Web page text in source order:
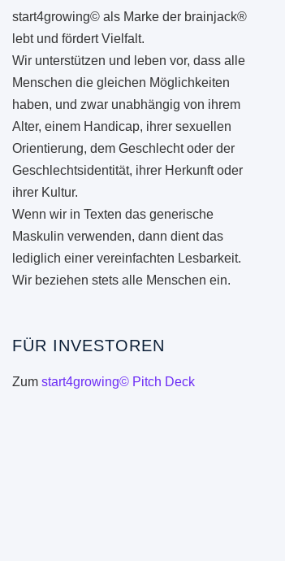
start4growing© als Marke der brainjack®
lebt und fördert Vielfalt.
Wir unterstützen und leben vor, dass alle
Menschen die gleichen Möglichkeiten
haben, und zwar unabhängig von ihrem
Alter, einem Handicap, ihrer sexuellen
Orientierung, dem Geschlecht oder der
Geschlechtsidentität, ihrer Herkunft oder
ihrer Kultur.
Wenn wir in Texten das generische
Maskulin verwenden, dann dient das
lediglich einer vereinfachten Lesbarkeit.
Wir beziehen stets alle Menschen ein.
FÜR INVESTOREN
Zum start4growing© Pitch Deck